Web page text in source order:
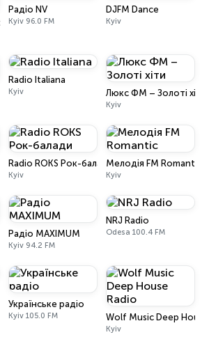
Радіо NV
Kyiv 96.0 FM
DJFM Dance
Kyiv
Radio Italiana
Kyiv Люкс ФМ – Золоті хіти
Kyiv
Radio ROKS Рок-балади
Kyiv
Мелодія FM Romantic
Kyiv
Радіо MAXIMUM
Kyiv 94.2 FM
NRJ Radio
Odesa 100.4 FM
Українське радіо
Kyiv 105.0 FM Wolf Music Deep
Kyiv